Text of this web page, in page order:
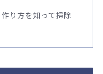
り方を知って掃除